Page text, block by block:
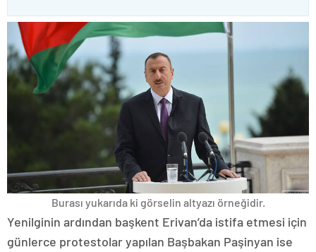
Burası yukarıda ki görselin altyazı örneğidir.
Yenilginin ardından başkent Erivan’da istifa etmesi için
günlerce protestolar yapılan Başbakan Paşinyan ise